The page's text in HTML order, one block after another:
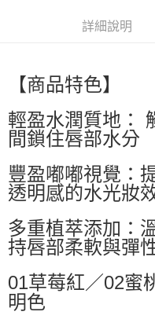
付款後全家取貨
萊爾富取貨付款
每筆NT$60，滿NT$599(含
付款後萊爾富取貨
每筆NT$60，滿NT$599(含以
7-11付款取貨
每筆NT$60，滿NT$599(含以
付款後7-11取貨
每筆NT$60，滿NT$599(含以
宅配
每筆NT$80，滿NT$799(含以
詳細說明
【商品特色】
輕盈水潤質地：
間鎖住唇部水分
豐盈嘟嘟視覺：
透明感的水光妝
多重植萃添加：
持唇部柔軟與彈
01草莓紅／02蜜
明色